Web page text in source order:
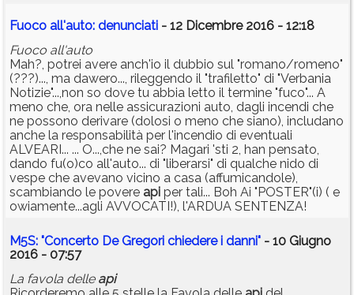
Fuoco all'auto: denunciati - 12 Dicembre 2016 - 12:18
Fuoco all'auto
Mah?, potrei avere anch'io il dubbio sul "romano/romeno"
(???)..., ma dawero..., rileggendo il "trafiletto" di "Verbania
Notizie"...,non so dove tu abbia letto il termine "fuco"... A
meno che, ora nelle assicurazioni auto, dagli incendi che
ne possono derivare (dolosi o meno che siano), includano
anche la responsabilità per l'incendio di eventuali
ALVEARI... ... O...,che ne sai? Magari 'sti 2, han pensato,
dando fu(o)co all'auto... di "liberarsi" di qualche nido di
vespe che avevano vicino a casa (affumicandole),
scambiando le povere api per tali... Boh Ai "POSTER"(i) ( e
owiamente...agli AVVOCATI!), l'ARDUA SENTENZA!
M5S: "Concerto De Gregori chiedere i danni" - 10 Giugno
2016 - 07:57
La favola delle api